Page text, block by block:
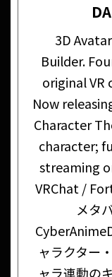
3D
Builder.
original
Now
Character
character;
streaming
VRChat /
メタ
ャラクター
ャラ連動の